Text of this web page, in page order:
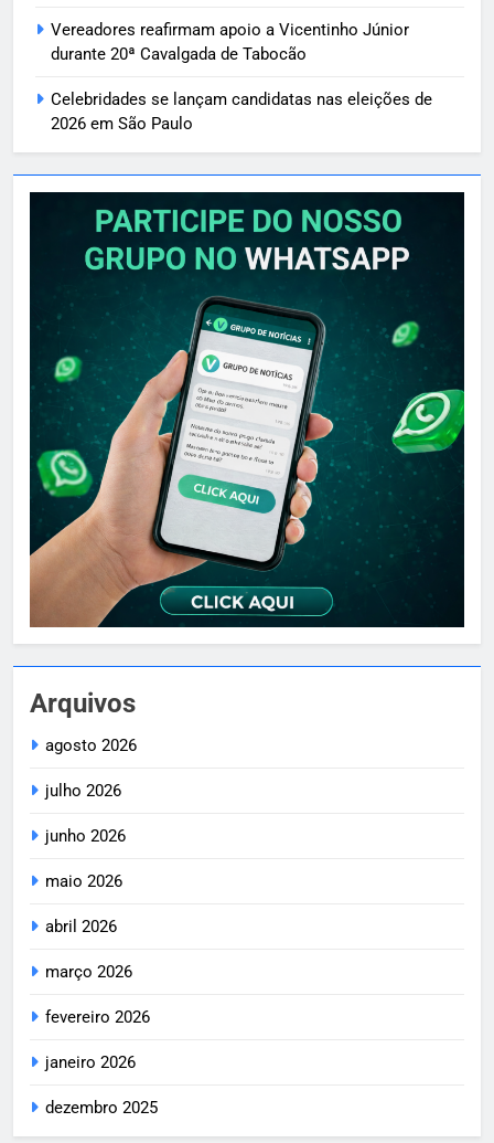
Vereadores reafirmam apoio a Vicentinho Júnior
durante 20ª Cavalgada de Tabocão
Celebridades se lançam candidatas nas eleições de
2026 em São Paulo
Arquivos
agosto 2026
julho 2026
junho 2026
maio 2026
abril 2026
março 2026
fevereiro 2026
janeiro 2026
dezembro 2025